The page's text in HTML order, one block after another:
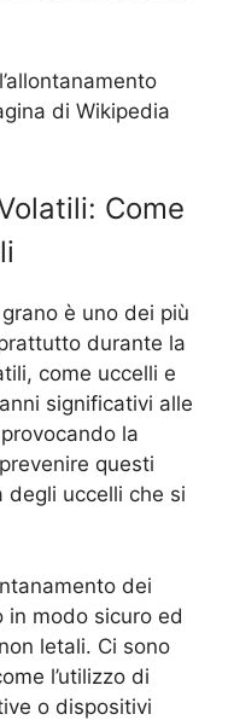
di Wikipedia
Come
è uno dei più
durante la
come uccelli e
significativi alle
la
questi
degli uccelli che si
dei
modo sicuro ed
letali. Ci sono
l’utilizzo di
o dispositivi